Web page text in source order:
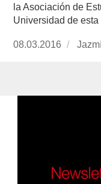
la Asociación de
Universidad de esta
Publicado
08.03.2016